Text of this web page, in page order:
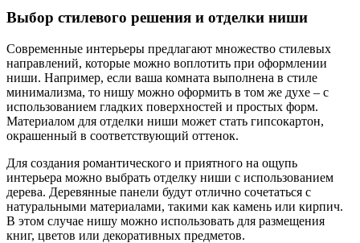
Выбор стилевого решения и отделки ниши
Современные интерьеры предлагают множество стилевых
направлений, которые можно воплотить при оформлении
ниши. Например, если ваша комната выполнена в стиле
минимализма, то нишу можно оформить в том же духе – с
использованием гладких поверхностей и простых форм.
Материалом для отделки ниши может стать гипсокартон,
окрашенный в соответствующий оттенок.
Для создания романтического и приятного на ощупь
интерьера можно выбрать отделку ниши с использованием
дерева. Деревянные панели будут отлично сочетаться с
натуральными материалами, такими как камень или кирпич.
В этом случае нишу можно использовать для размещения
книг, цветов или декоративных предметов.